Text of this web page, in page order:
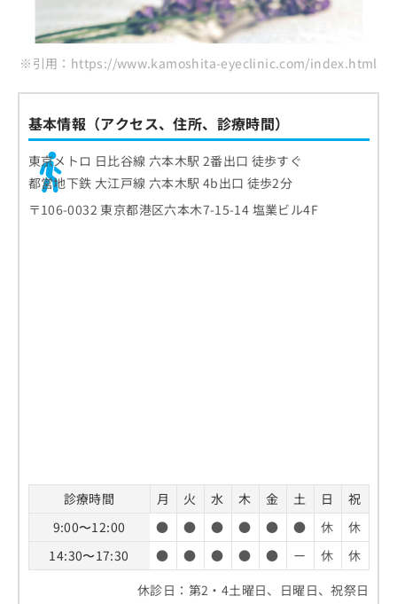
※引用：https://www.kamoshita-eyeclinic.com/index.html
基本情報（アクセス、住所、診療時間）
東京メトロ 日比谷線 六本木駅 2番出口 徒歩すぐ
都営地下鉄 大江戸線 六本木駅 4b出口 徒歩2分
〒106-0032 東京都港区六本木7-15-14 塩業ビル4F
診療時間 月 火 水 木 金 土 日
祝
9:00〜12:00
● ● ● ● ● ● 休
休
14:30〜17:30
● ● ● ● ● ー 休
休
休診日：第2・4土曜日、日曜日、祝祭日